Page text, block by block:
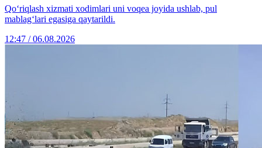
Qo‘riqlash xizmati xodimlari uni voqea joyida ushlab, pul
mablag‘lari egasiga qaytarildi.
12:47 / 06.08.2026